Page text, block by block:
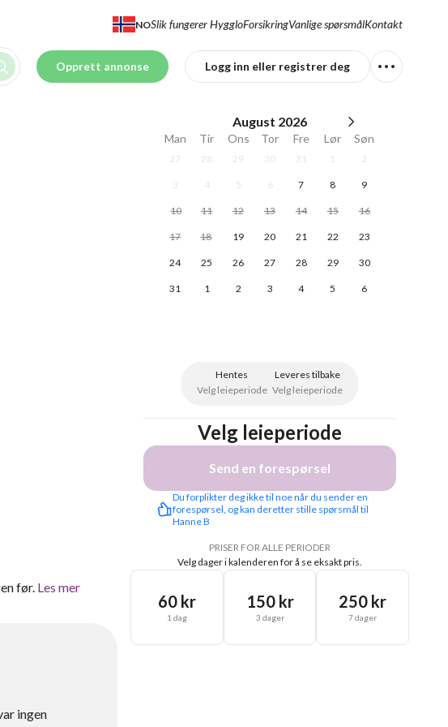
NOSlik fungerer HyggloForsikringVanlige spørsmålKontakt
Opprett annonse Logg inn eller registrer deg
før. Les mer
ingen
August 2026
Man Tir Ons Tor Fre Lør Søn
27 28 29 30 31 1 2
3 4 5 6 7 8 9
10 11 12 13 14 15 16
17 18 19 20 21 22 23
24 25 26 27 28 29 30
31 1 2 3 4 5 6
Hentes
Velg leieperiode
Leveres tilbake
Velg leieperiode
Velg leieperiode
Send en forespørsel
Du forplikter deg ikke til noe når du sender en
forespørsel, og kan deretter stille spørsmål til
Hanne B
PRISER FOR ALLE PERIODER
Velg dager i kalenderen for å se eksakt pris.
60 kr
1 dag
150 kr
3 dager
250 kr
7 dager